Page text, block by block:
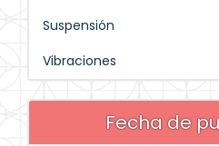
Suspensión
Vibraciones
Fecha de